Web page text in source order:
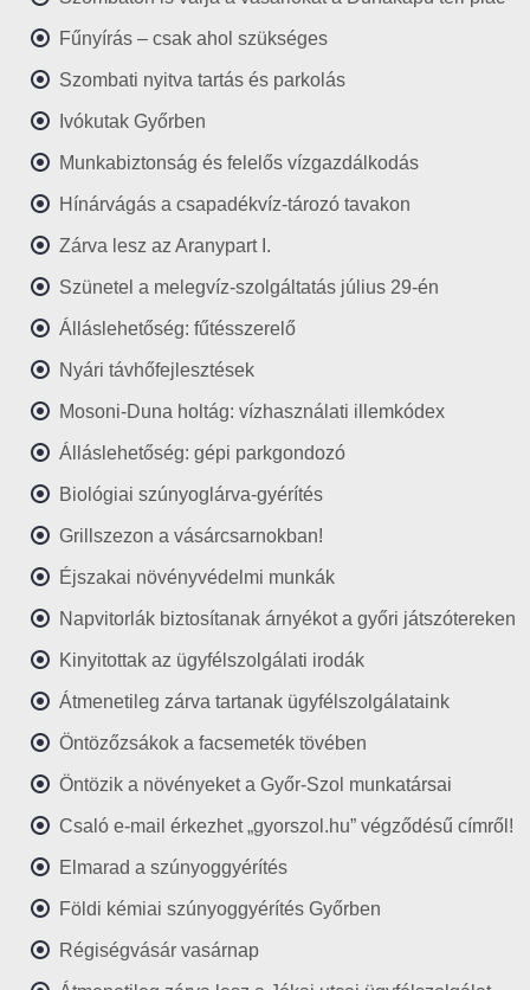
Fűnyírás – csak ahol szükséges
Szombati nyitva tartás és parkolás
Ivókutak Győrben
Munkabiztonság és felelős vízgazdálkodás
Hínárvágás a csapadékvíz-tározó tavakon
Zárva lesz az Aranypart I.
Szünetel a melegvíz-szolgáltatás július 29-én
Álláslehetőség: fűtésszerelő
Nyári távhőfejlesztések
Mosoni-Duna holtág: vízhasználati illemkódex
Álláslehetőség: gépi parkgondozó
Biológiai szúnyoglárva-gyérítés
Grillszezon a vásárcsarnokban!
Éjszakai növényvédelmi munkák
Napvitorlák biztosítanak árnyékot a győri játszótereken
Kinyitottak az ügyfélszolgálati irodák
Átmenetileg zárva tartanak ügyfélszolgálataink
Öntözőzsákok a facsemeték tövében
Öntözik a növényeket a Győr-Szol munkatársai
Csaló e-mail érkezhet „gyorszol.hu” végződésű címről!
Elmarad a szúnyoggyérítés
Földi kémiai szúnyoggyérítés Győrben
Régiségvásár vasárnap